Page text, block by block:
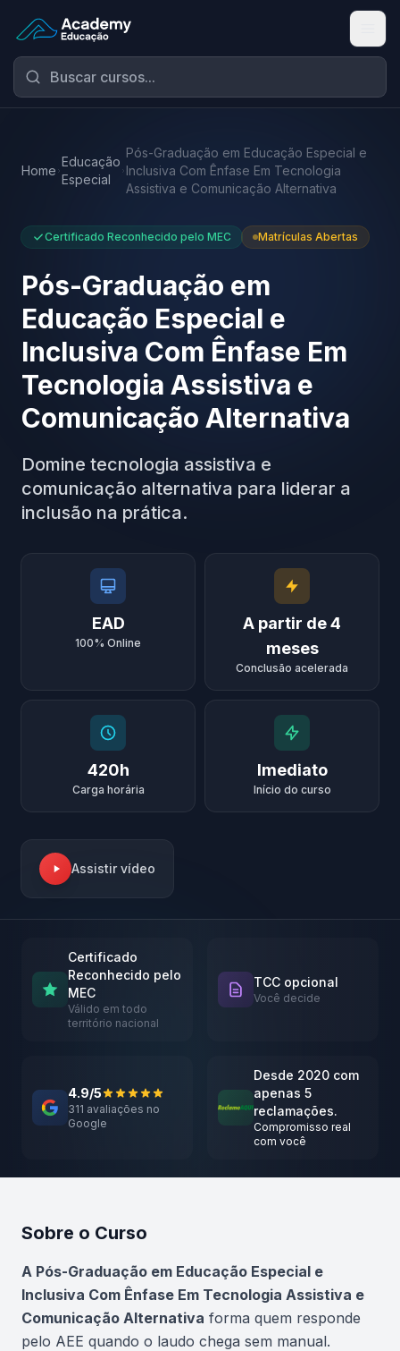
Academy Educação — Página Inicial
Home
Educação
Especial
Pós-Graduação em Educação Especial e
Inclusiva Com Ênfase Em Tecnologia
Assistiva e Comunicação Alternativa
Certificado Reconhecido pelo MEC Matrículas Abertas
Pós-Graduação em
Educação Especial e
Inclusiva Com Ênfase Em
Tecnologia Assistiva e
Comunicação Alternativa
Domine tecnologia assistiva e
comunicação alternativa para liderar a
inclusão na prática.
EAD
100% Online
A partir de 4
meses
Conclusão acelerada
420h
Carga horária
Imediato
Início do curso
Assistir vídeo
Certificado
Reconhecido pelo
MEC
Válido em todo
território nacional
TCC opcional
Você decide
4.9/5
311 avaliações no
Google
Desde 2020 com
apenas 5
reclamações.
Compromisso real
com você
Sobre o Curso
Atualizado em abril de 2026
A Pós-Graduação em Educação Especial e
Inclusiva Com Ênfase Em Tecnologia Assistiva e
Comunicação Alternativa forma quem responde
pelo AEE quando o laudo chega sem manual.